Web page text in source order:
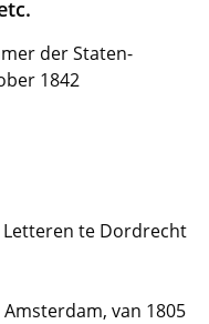
der Staten-
1842
te Dordrecht
van 1805